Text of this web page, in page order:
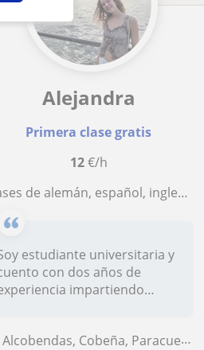
Alejandra
Primera clase gratis
12€/h
de alemán, español, ingles y matemáticas para alumnos de primaria
estudiante universitaria y
con dos años de
impartiendo
Alcobendas, Cobeña, Paracuellos de Jarama, San Sebastián de los Reyes